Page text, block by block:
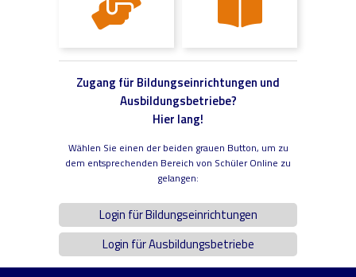
Zugang für Bildungseinrichtungen und
Ausbildungsbetriebe?
Hier lang!
Wählen Sie einen der beiden grauen Button, um zu
dem entsprechenden Bereich von Schüler Online zu
gelangen:
Login für Bildungseinrichtungen
Login für Ausbildungsbetriebe